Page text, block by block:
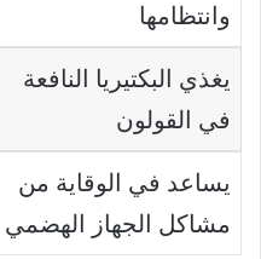
وانتظامها
يغذي البكتيريا النافعة
في القولون
يساعد في الوقاية من
مشاكل الجهاز الهضمي